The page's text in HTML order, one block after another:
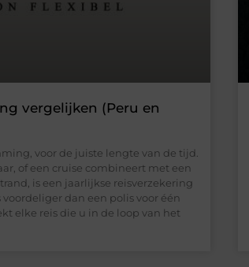
vergelijken (Peru en
voor de juiste lengte van de tijd.
of een cruise combineert met een
is een jaarlijkse reisverzekering
dan een polis voor één
elke reis die u in de loop van het